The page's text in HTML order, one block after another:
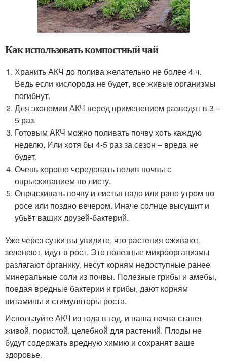
Как использовать компостный чай
Хранить АКЧ до полива желательно не более 4 ч.
Ведь если кислорода не будет, все живые организмы
погибнут.
Для экономии АКЧ перед применением разводят в 3 –
5 раз.
Готовым АКЧ можно поливать почву хоть каждую
неделю. Или хотя бы 4-5 раз за сезон – вреда не
будет.
Очень хорошо чередовать полив почвы с
опрыскиванием по листу.
Опрыскивать почву и листья надо или рано утром по
росе или поздно вечером. Иначе солнце высушит и
убьёт ваших друзей-бактерий.
Уже через сутки вы увидите, что растения оживают,
зеленеют, идут в рост. Это полезные микроорганизмы
разлагают органику, несут корням недоступные ранее
минеральные соли из почвы. Полезные грибы и амебы,
поедая вредные бактерии и грибы, дают корням
витамины и стимуляторы роста.
Используйте АКЧ из года в год, и ваша почва станет
живой, пористой, целебной для растений. Плоды не
будут содержать вредную химию и сохранят ваше
здоровье.